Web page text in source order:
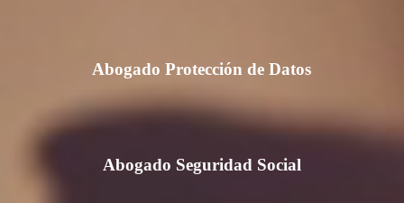
Abogado Protección de Datos
Abogado Seguridad Social